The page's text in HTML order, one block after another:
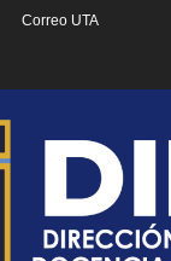
Correo UTA